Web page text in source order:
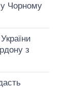
у Чорному
з